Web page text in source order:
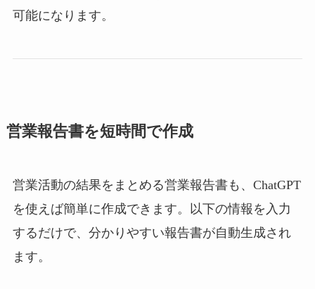
可能になります。
営業報告書を短時間で作成
営業活動の結果をまとめる営業報告書も、ChatGPT
を使えば簡単に作成できます。以下の情報を入力
するだけで、分かりやすい報告書が自動生成され
ます。